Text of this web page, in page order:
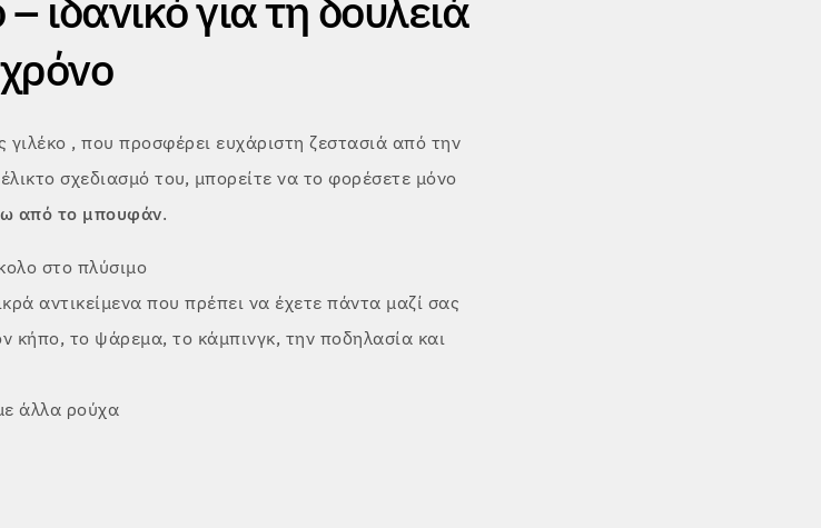
γιλέκο , που προσφέρει ευχάριστη ζεστασιά από την
σχεδιασμό του, μπορείτε να το φορέσετε μόνο
από το μπουφάν.
στο πλύσιμο
αντικείμενα που πρέπει να έχετε πάντα μαζί σας
κήπο, το ψάρεμα, το κάμπινγκ, την ποδηλασία και
άλλα ρούχα